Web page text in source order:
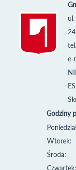
e-
Godziny
Wtorek:
Środa:
Czwartek: